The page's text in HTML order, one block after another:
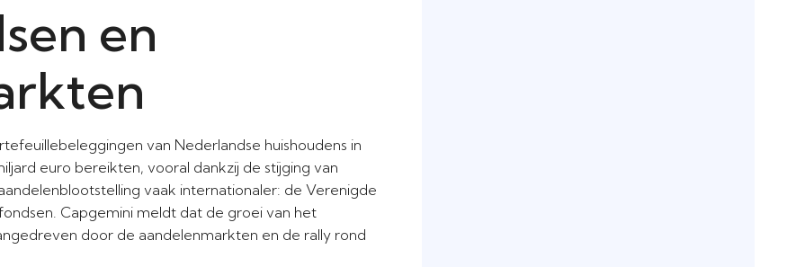
en
van Nederlandse huishoudens in
euro bereikten, vooral dankzij de stijging van
vaak internationaler: de Verenigde
Capgemini meldt dat de groei van het
door de aandelenmarkten en de rally rond